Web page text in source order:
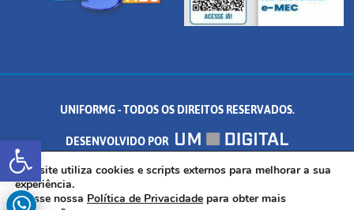
Abrir a barra de ferramentas
UNIFORMG - TODOS OS DIREITOS RESERVADOS.
DESENVOLVIDO POR
AV. DR. ARNALDO DE SENNA, 328 - PALMEIRAS, FORMIGA/MG - CEP:
35.574.530
Este site utiliza cookies e scripts externos para melhorar a sua
experiência.
Acesse nossa Política de Privacidade para obter mais